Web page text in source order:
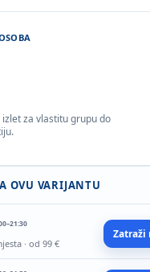
za vlastitu grupu do
OVU VARIJANTU
· od 99 €
Zatraži